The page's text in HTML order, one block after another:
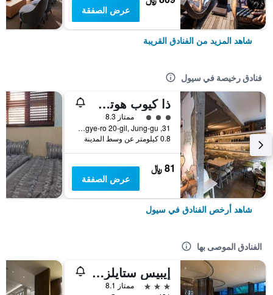
عرض الصفقة
شاهد المزيد من الفنادق القريبة
فنادق رخيصة في سيول
ذا كيوب هوتل - دار ضيافة
تقييم فئة 3ممتاز 8.3
31, Toegye-ro 20-gil, Jung-gu, سيول, كوريا الجنوبية
0.8 كيلومتر عن وسط المدينة
81 ﷼
عرض الصفقة
شاهد أرخص الفنادق في سيول
الفنادق الموصى بها
إيبيس ستايلز أمباسادور سيول غانغنام
3 نجوم
ممتاز 8.1